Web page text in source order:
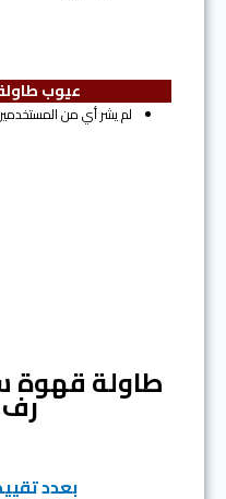
عيوب
لم يشر أي من
طاولة
بعدد